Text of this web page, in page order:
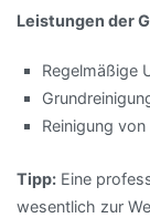
Leistungen der
Regelmäßige
Reinigung
Tipp: Eine
wesentlich zur